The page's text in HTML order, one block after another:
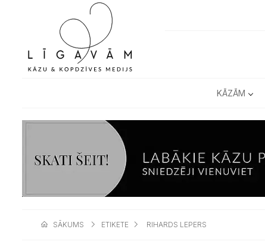
KĀZĀM
SĀKUMS ETIKETE RIHARDS LEPERS